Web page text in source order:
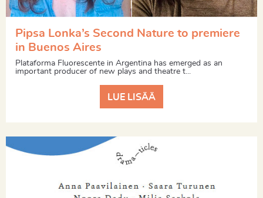
Pipsa Lonka’s Second Nature to premiere
in Buenos Aires
Plataforma Fluorescente in Argentina has emerged as an
important producer of new plays and theatre t...
LUE LISÄÄ